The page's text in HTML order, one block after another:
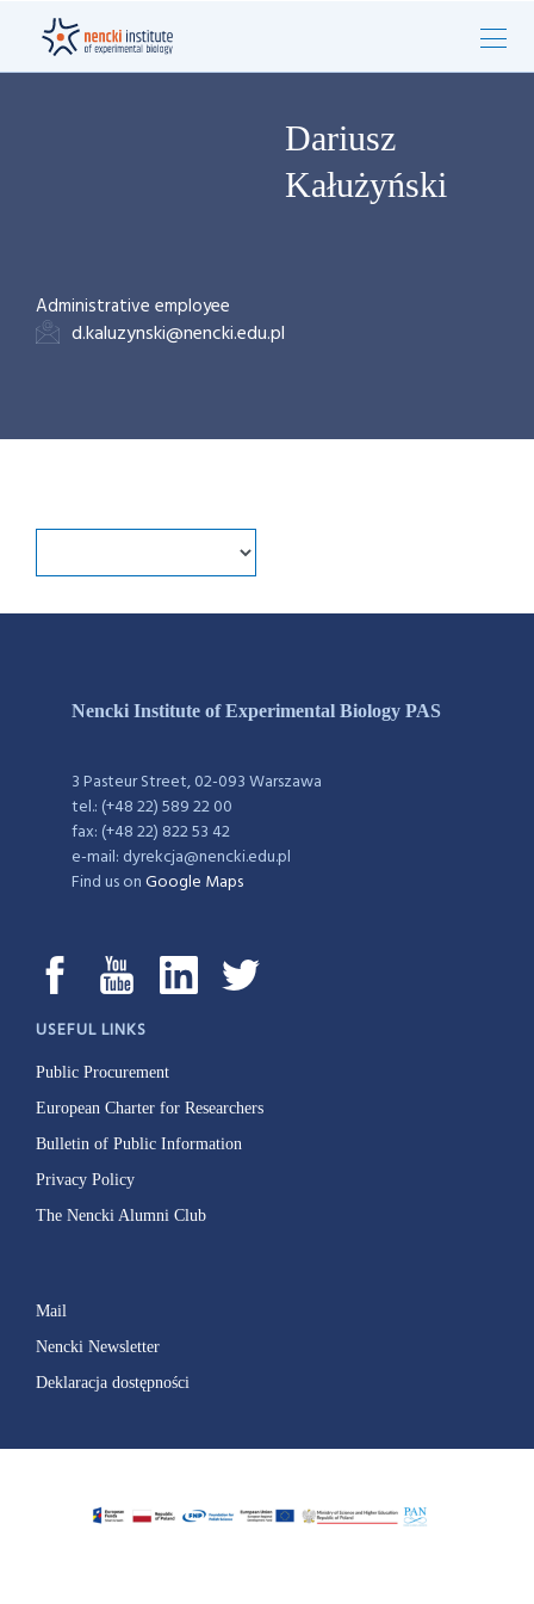
Dariusz
Kałużyński
Administrative employee
d.kaluzynski@nencki.edu.pl
Nencki Institute of Experimental Biology PAS
3 Pasteur Street, 02-093 Warszawa
tel.: (+48 22) 589 22 00
fax: (+48 22) 822 53 42
e-mail: dyrekcja@nencki.edu.pl
Find us onGoogle Maps
USEFUL LINKS
Public Procurement
European Charter for Researchers
Bulletin of Public Information
Privacy Policy
The Nencki Alumni Club
Mail
Nencki Newsletter
Deklaracja dostępności